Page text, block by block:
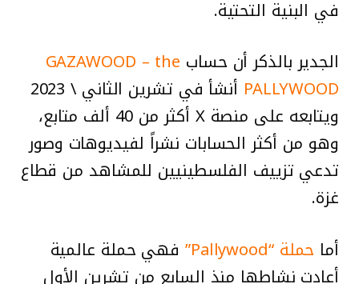
في البنية التحتية.
الجدير بالذكر أن حساب GAZAWOOD – the
PALLYWOOD
أنشأ في تشرين الثاني \ 2023
ويتابعه على منصة X أكثر من 40 ألف متابع،
وهو من أكثر الحسابات نشراً لفيديوهات وصور
تدعي تزييف الفلسطينيين للمشاهد من قطاع
غزة.
أما حملة “Pallywood”
فهي حملة عالمية
أعادت نشاطها منذ السابع من تشرين الأول